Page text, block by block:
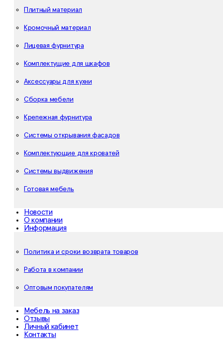
Плитный материал
Кромочный материал
Лицевая фурнитура
Комплектущие для шкафов
Аксессуары для кухни
Сборка мебели
Крепежная фурнитура
Системы открывания фасадов
Комплектующие для кроватей
Системы выдвижения
Готовая мебель
Новости
О компании
Информация
Политика и сроки возврата товаров
Работа в компании
Оптовым покупателям
Мебель на заказ
Отзывы
Личный кабинет
Контакты